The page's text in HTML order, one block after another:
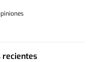
recientes